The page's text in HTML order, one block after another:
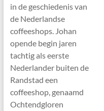
in de geschiedenis van
de Nederlandse
coffeeshops. Johan
opende begin jaren
tachtig als eerste
Nederlander buiten de
Randstad een
coffeeshop, genaamd
Ochtendgloren